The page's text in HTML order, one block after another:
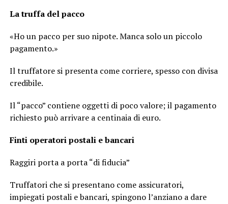
La truffa del pacco
«Ho un pacco per suo nipote. Manca solo un piccolo
pagamento.»
Il truffatore si presenta come corriere, spesso con divisa
credibile.
Il “pacco” contiene oggetti di poco valore; il pagamento
richiesto può arrivare a centinaia di euro.
Finti operatori postali e bancari
Raggiri porta a porta “di fiducia”
Truffatori che si presentano come assicuratori,
impiegati postali e bancari, spingono l’anziano a dare